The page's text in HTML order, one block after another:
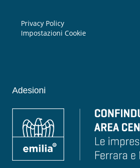
Privacy Policy
Impostazioni Cookie
Adesioni